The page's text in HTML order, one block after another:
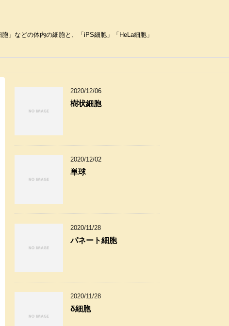
」などの体内の細胞と、「iPS細胞」「HeLa細胞」
2020/12/06
樹状細胞
2020/12/02
単球
2020/11/28
パネート細胞
2020/11/28
δ細胞